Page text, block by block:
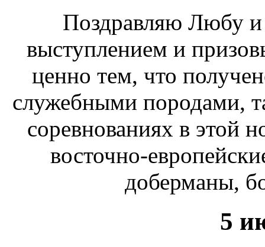
Поздравляю Любу и
выступлением и
ценно тем, что
служебными породами,
соревнованиях в этой
восточно-
доберманы,
5